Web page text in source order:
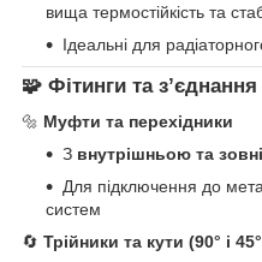
вища термостійкість та
Ідеальні для
🧩 Фітинги та
🔩 Муфти та перехідники
З внутрішньою та
Для підключення до
систем
🔄 Трійники та кути (90° і